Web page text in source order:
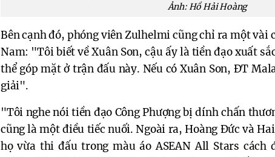
Ảnh: Hồ Hải Hoàng
Bên cạnh đó, phóng viên Zulhelmi cũng chỉ ra một vài
Nam: "Tôi biết về Xuân Son, cậu ấy là tiền đạo xuất
thể góp mặt ở trận đấu này. Nếu có Xuân Son, ĐT
giải".
"Tôi nghe nói tiền đạo Công Phượng bị dính chấn
cũng là một điều tiếc nuối. Ngoài ra, Hoàng Đức và
họ vừa thi đấu trong màu áo ASEAN All Stars cách